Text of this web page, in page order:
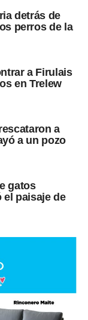
detrás de
perros de la
a Firulais
en Trelew
a
a un pozo
gatos
paisaje de